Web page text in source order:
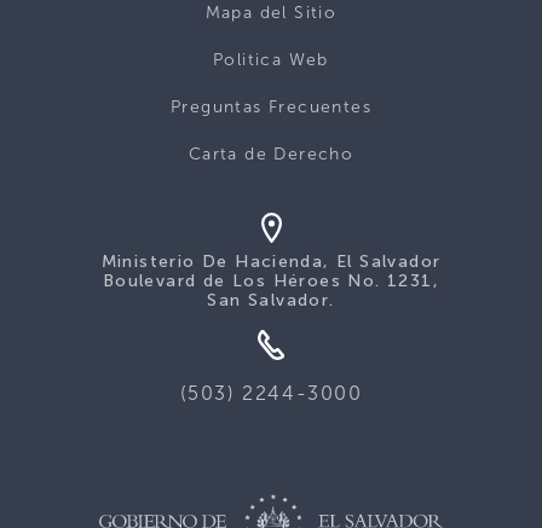
Mapa del Sitio
Politica Web
Preguntas Frecuentes
Carta de Derecho
Ministerio De Hacienda, El Salvador
Boulevard de Los Héroes No. 1231,
San Salvador.
(503) 2244-3000